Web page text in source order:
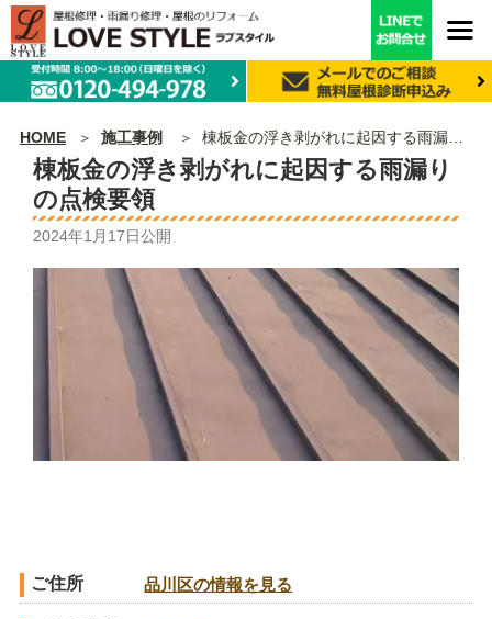
HOME 施工事例 棟板金の浮き剥がれに起因する雨漏りの点検要領
棟板金の浮き剥がれに起因する雨漏り
の点検要領
2024年1月17日公開
ご住所 品川区の情報を見る